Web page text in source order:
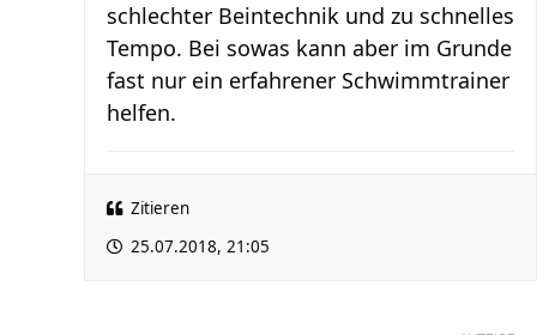
schlechter Beintechnik und zu schnelles
Tempo. Bei sowas kann aber im Grunde
fast nur ein erfahrener Schwimmtrainer
helfen.
Zitieren
25.07.2018, 21:05